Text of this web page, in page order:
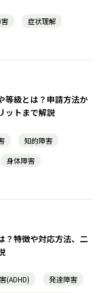
症状理解
等級とは？申請方法か
ットまで解説
知的障害
身体障害
？特徴や対応方法、二
(ADHD)
発達障害